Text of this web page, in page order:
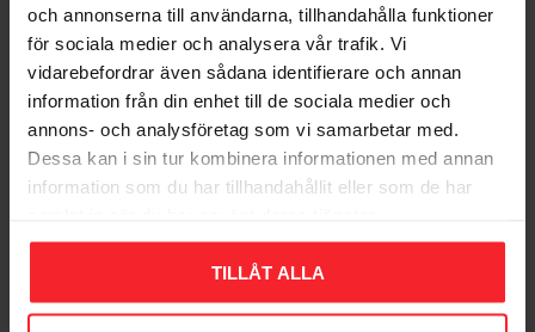
och annonserna till användarna, tillhandahålla funktioner
för sociala medier och analysera vår trafik. Vi
vidarebefordrar även sådana identifierare och annan
information från din enhet till de sociala medier och
annons- och analysföretag som vi samarbetar med.
Dessa kan i sin tur kombinera informationen med annan
information som du har tillhandahållit eller som de har
TILLÅT ALLA
Bigbox Høj 1.5 Rød
Bigbox Lå​ 1.5 Rød